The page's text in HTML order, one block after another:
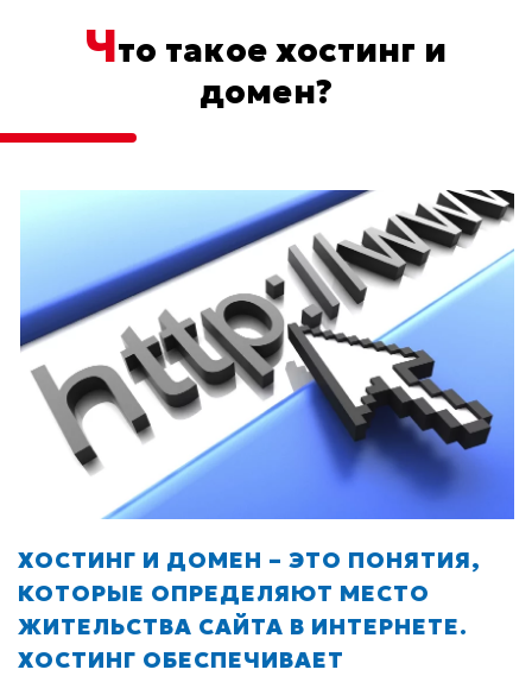
Что такое хостинг и
домен?
ХОСТИНГ И ДОМЕН – ЭТО ПОНЯТИЯ,
КОТОРЫЕ ОПРЕДЕЛЯЮТ МЕСТО
ЖИТЕЛЬСТВА САЙТА В ИНТЕРНЕТЕ.
ХОСТИНГ ОБЕСПЕЧИВАЕТ